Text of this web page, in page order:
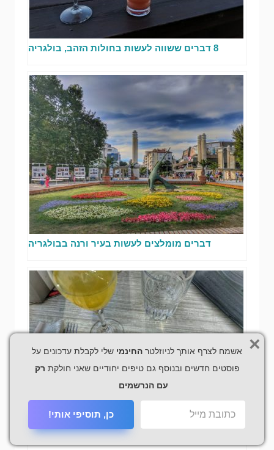
8 דברים ששווה לעשות בחולות הזהב, בולגריה
דברים מומלצים לעשות בעיר ורנה בבולגריה
מסעדות ובתי קפה ששווה לנסות בורנה בולגריה
אשמח לצרף אותך לניוזלטר החינמי שלי לקבלת עדכונים על
פוסטים חדשים ובנוסף גם טיפים יחודיים שאני חולקת רק
עם הנרשמים
כן, תוסיפי אותי!
×